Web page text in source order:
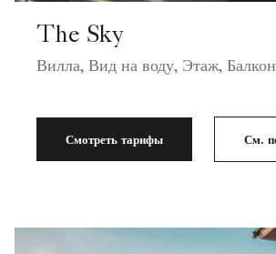
The Sky
Вилла, Вид на воду, Этаж, Балкон
Смотреть тарифы См.